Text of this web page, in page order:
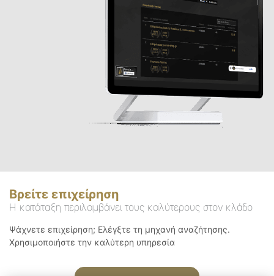
Βρείτε επιχείρηση
Η κατάταξη περιλαμβάνει τους καλύτερους στον κλάδο
Ψάχνετε επιχείρηση; Ελέγξτε τη μηχανή αναζήτησης.
Χρησιμοποιήστε την καλύτερη υπηρεσία